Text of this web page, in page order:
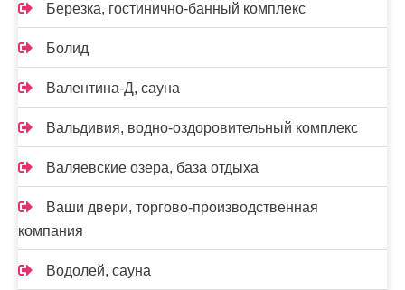
Березка, гостинично-банный комплекс
Болид
Валентина-Д, сауна
Вальдивия, водно-оздоровительный комплекс
Валяевские озера, база отдыха
Ваши двери, торгово-производственная
компания
Водолей, сауна